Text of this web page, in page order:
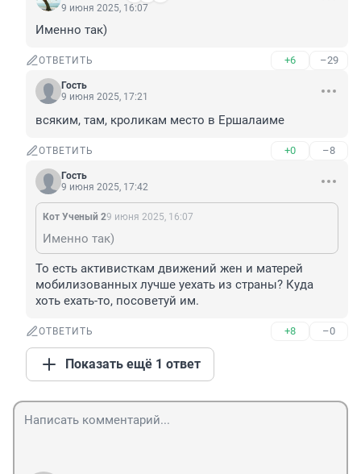
9 июня 2025, 16:07
Именно так)
ОТВЕТИТЬ +6 –29
Гость
9 июня 2025, 17:21
всяким, там, кроликам место в Ершалаиме
ОТВЕТИТЬ +0 –8
Гость
9 июня 2025, 17:42
Кот Ученый 29 июня 2025, 16:07
Именно так)
То есть активисткам движений жен и матерей
мобилизованных лучше уехать из страны? Куда
хоть ехать-то, посоветуй им.
ОТВЕТИТЬ +8 –0
Показать ещё 1 ответ